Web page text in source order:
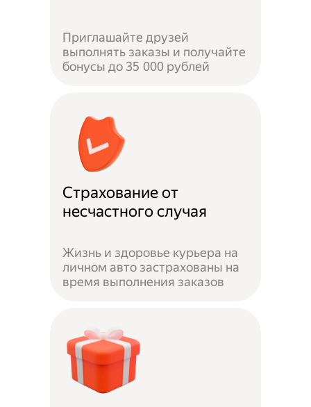
Приглашайте друзей
выполнять заказы и получайте
бонусы до 35 000 рублей
Страхование от
несчастного случая
Жизнь и здоровье курьера на
личном авто застрахованы на
время выполнения заказов